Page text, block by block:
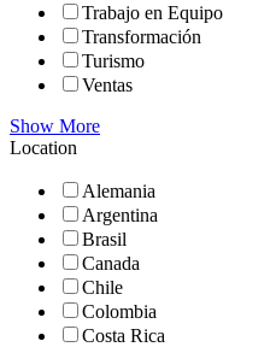
Trabajo en Equipo
Transformación
Turismo
Ventas
Show More
Location
Alemania
Argentina
Brasil
Canada
Chile
Colombia
Costa Rica